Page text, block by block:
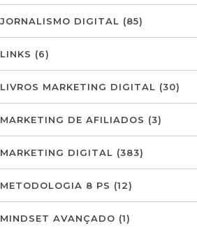
JORNALISMO DIGITAL (85)
LINKS (6)
LIVROS MARKETING DIGITAL (30)
MARKETING DE AFILIADOS (3)
MARKETING DIGITAL (383)
METODOLOGIA 8 PS (12)
MINDSET AVANÇADO (1)